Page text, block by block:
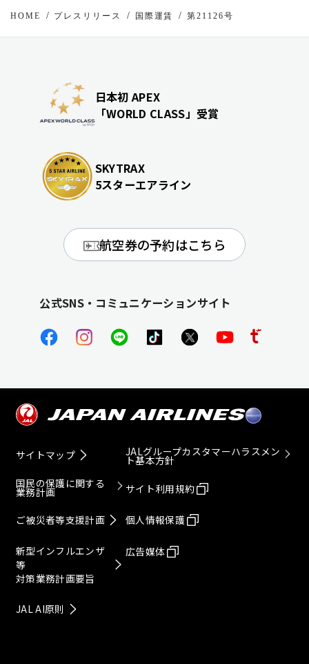
HOME プレスリリース 国際運賃 第21126号
日本初 APEX
「WORLD CLASS」受賞
SKYTRAX
5スターエアライン
航空券の予約はこちら
公式SNS・コミュニケーションサイト
サイトマップ
国民の保護に関する
業務計画
ご被災者等支援計画
新型インフルエンザ
等
対策業務計画要旨
JAL AI原則
JALグループカスタマーハラスメン
ト基本方針
サイト利用規約
個人情報保護
広告媒体